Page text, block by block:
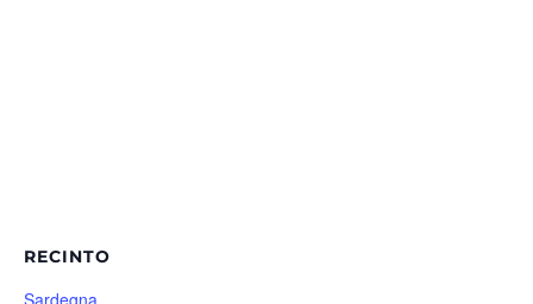
RECINTO
Sardegna